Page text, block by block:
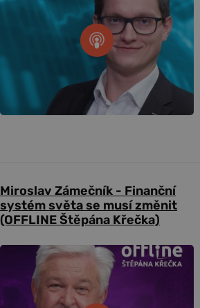
Miroslav Zámečník - Finanční
systém světa se musí změnit
(OFFLINE Štěpána Křečka)